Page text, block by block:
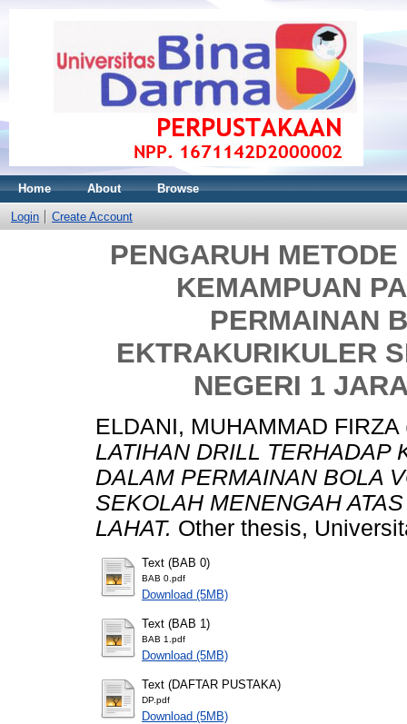
Home About Browse
Login Create Account
PENGARUH
KEMAMPUAN
PERMAINAN
EKTRAKURIKULER
NEGERI 1
ELDANI, MUHAMMAD FIRZA
LATIHAN DRILL TERHADAP
DALAM PERMAINAN BOLA
SEKOLAH MENENGAH
LAHAT. Other thesis,
Text (BAB 0)
BAB 0.pdf
Download (5MB)
Text (BAB 1)
BAB 1.pdf
Download (5MB)
Text (DAFTAR PUSTAKA)
DP.pdf
Download (5MB)